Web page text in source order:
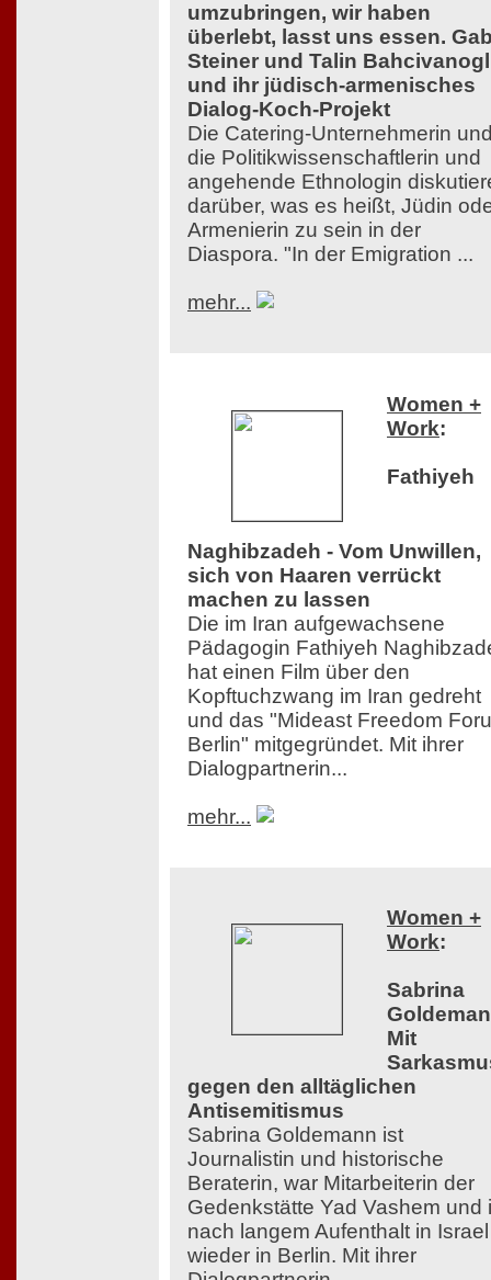
umzubringen, wir haben
überlebt, lasst uns essen.
Steiner und Talin
und ihr jüdisch-armenisches
Dialog-Koch-Projekt
Die Catering-Unternehmerin
die Politikwissenschaftlerin und
angehende Ethnologin
darüber, was es heißt, Jüdin
Armenierin zu sein in der
Diaspora. "In der Emigration ...
mehr...
Women +
Work:
Fathiyeh
Naghibzadeh - Vom Unwillen,
sich von Haaren verrückt
machen zu lassen
Die im Iran aufgewachsene
Pädagogin Fathiyeh
hat einen Film über den
Kopftuchzwang im Iran gedreht
und das "Mideast Freedom
Berlin" mitgegründet. Mit ihrer
Dialogpartnerin...
mehr...
Women +
Work:
Sabrina
Mit
gegen den alltäglichen
Antisemitismus
Sabrina Goldemann ist
Journalistin und historische
Beraterin, war Mitarbeiterin der
Gedenkstätte Yad Vashem und
nach langem Aufenthalt in Israel
wieder in Berlin. Mit ihrer